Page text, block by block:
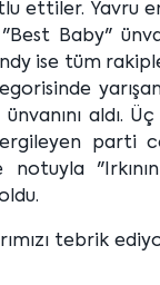
ettiler. Yavru
Baby"
ise tüm
aldı. Üç
parti
notuyla
tebrik